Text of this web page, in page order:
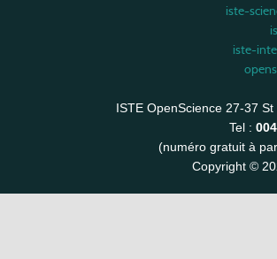
iste-
iste-
ISTE OpenScience 27-37
Tel :
(numéro gratuit à
Copyright ©